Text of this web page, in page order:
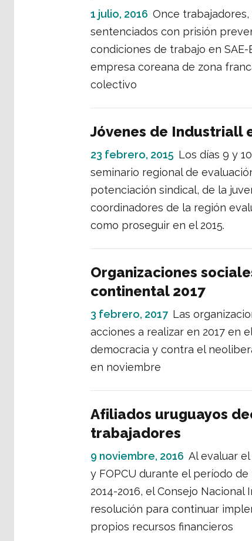
1 julio, 2016 Once
sentenciados con prisión
condiciones de trabajo en
empresa coreana de zona
colectivo
Jóvenes de Industriall
23 febrero, 2015 Los días 9 y
seminario regional de
potenciación sindical, de la
coordinadores de la región
como proseguir en el 2015.
Organizaciones
continental 2017
3 febrero, 2017 Las
acciones a realizar en 2017 en
democracia y contra el
en noviembre
Afiliados uruguayos
trabajadores
9 noviembre, 2016 Al evaluar
y FOPCU durante el período
2014-2016, el Consejo
resolución para continuar
propios recursos financieros